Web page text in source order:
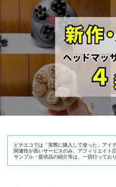
ピチエコでは「実際に購入して使った」アイ
関連性が高いサービスのみ、アフィリエイト
サンプル・提供品の紹介等は、一切行っており